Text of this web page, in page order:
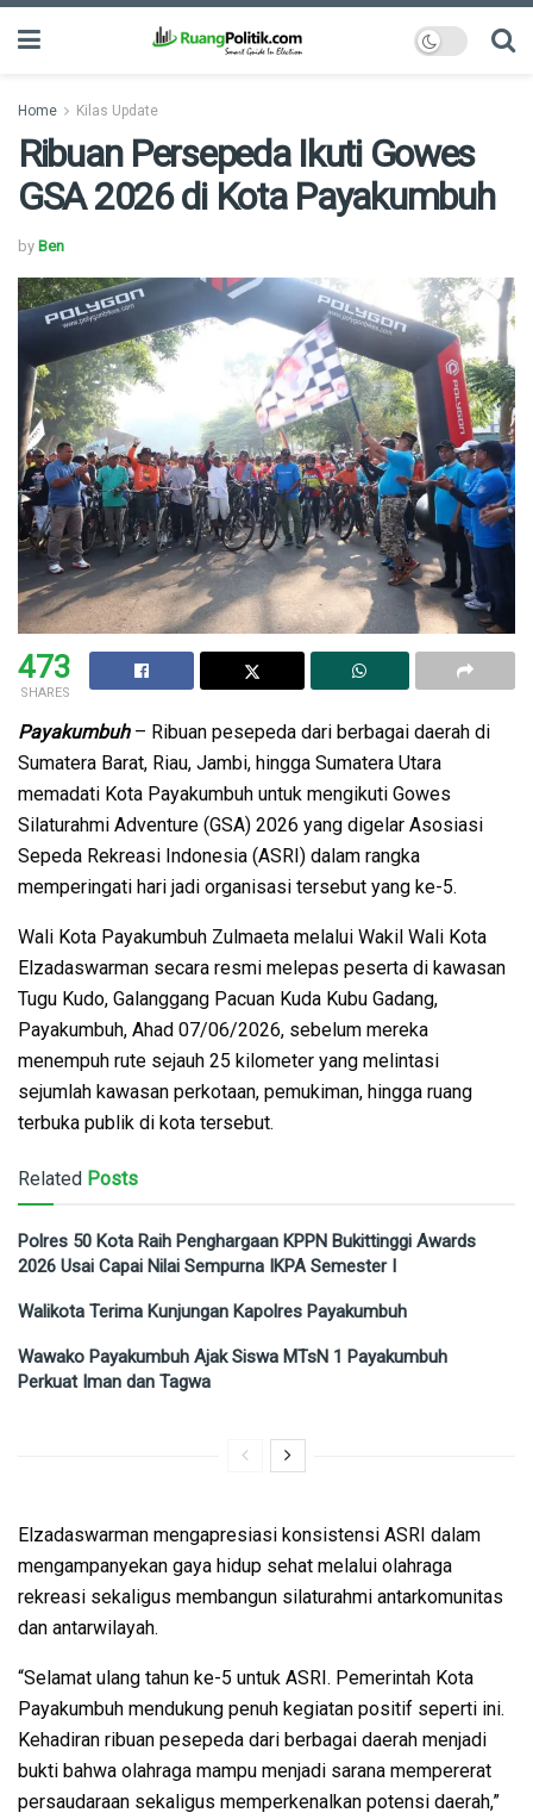
Home Kilas Update
Ribuan Persepeda Ikuti Gowes
GSA 2026 di Kota Payakumbuh
by Ben
473
SHARES
Payakumbuh– Ribuan pesepeda dari berbagai daerah di
Sumatera Barat, Riau, Jambi, hingga Sumatera Utara
memadati Kota Payakumbuh untuk mengikuti Gowes
Silaturahmi Adventure (GSA) 2026 yang digelar Asosiasi
Sepeda Rekreasi Indonesia (ASRI) dalam rangka
memperingati hari jadi organisasi tersebut yang ke-5.
Wali Kota Payakumbuh Zulmaeta melalui Wakil Wali Kota
Elzadaswarman secara resmi melepas peserta di kawasan
Tugu Kudo, Galanggang Pacuan Kuda Kubu Gadang,
Payakumbuh, Ahad 07/06/2026, sebelum mereka
menempuh rute sejauh 25 kilometer yang melintasi
sejumlah kawasan perkotaan, pemukiman, hingga ruang
terbuka publik di kota tersebut.
Related Posts
Polres 50 Kota Raih Penghargaan KPPN Bukittinggi Awards
2026 Usai Capai Nilai Sempurna IKPA Semester I
Walikota Terima Kunjungan Kapolres Payakumbuh
Wawako Payakumbuh Ajak Siswa MTsN 1 Payakumbuh
Perkuat Iman dan Tagwa
Elzadaswarman mengapresiasi konsistensi ASRI dalam
mengampanyekan gaya hidup sehat melalui olahraga
rekreasi sekaligus membangun silaturahmi antarkomunitas
dan antarwilayah.
“Selamat ulang tahun ke-5 untuk ASRI. Pemerintah Kota
Payakumbuh mendukung penuh kegiatan positif seperti ini.
Kehadiran ribuan pesepeda dari berbagai daerah menjadi
bukti bahwa olahraga mampu menjadi sarana mempererat
persaudaraan sekaligus memperkenalkan potensi daerah,”